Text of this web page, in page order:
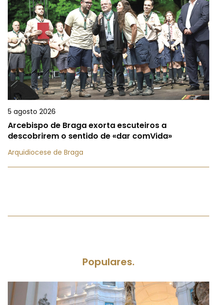
5 agosto 2026
Arcebispo de Braga exorta escuteiros a
descobrirem o sentido de «dar comVida»
Arquidiocese de Braga
Populares.